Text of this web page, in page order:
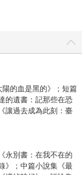
的血是黑的》；短篇
的遺書：記那些在恐
讓過去成為此刻：臺
永別書：在我不在的
》；中篇小說集《最